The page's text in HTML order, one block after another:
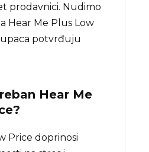
prodavnici. Nudimo
Hear Me Plus Low
potvrđuju
Hear Me
?
Price doprinosi